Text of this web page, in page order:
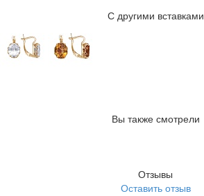
С другими вставками
Вы также смотрели
Отзывы
Оставить отзыв